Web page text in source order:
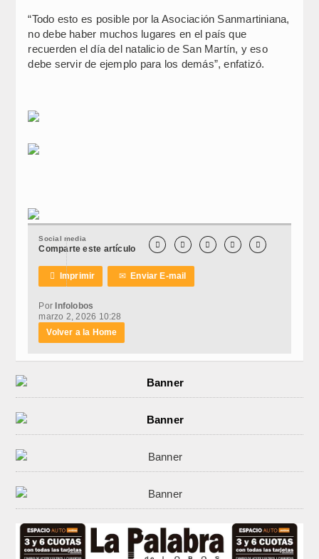
“Todo esto es posible por la Asociación Sanmartiniana,
no debe haber muchos lugares en el país que
recuerden el día del natalicio de San Martín, y eso
debe servir de ejemplo para los demás”, enfatizó.
Social media
Comparte este artículo     
 Imprimir ✉Enviar E-mail
Por Infolobos
marzo 2, 2026 10:28
Volver a la Home